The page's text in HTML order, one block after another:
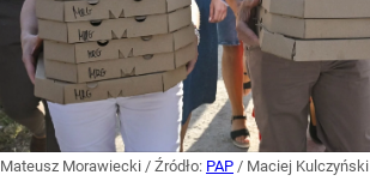
Mateusz Morawiecki / Źródło: PAP / Maciej Kulczyński